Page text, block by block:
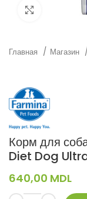
Нажмите,
Главная Магазин
Корм для
Diet Dog
640,00 MDL